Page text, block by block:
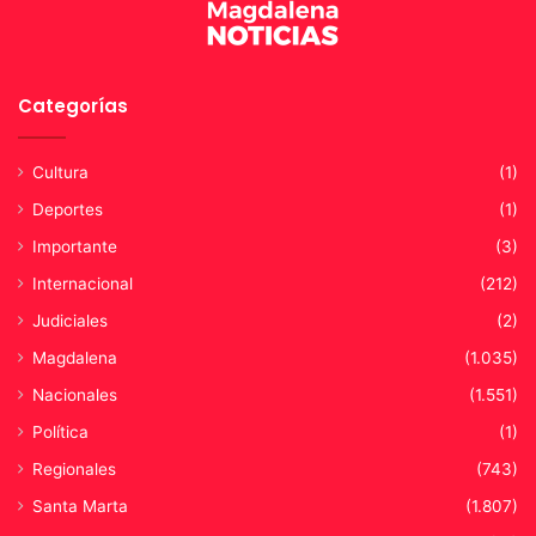
Categorías
Cultura
(1)
Deportes
(1)
Importante
(3)
Internacional
(212)
Judiciales
(2)
Magdalena
(1.035)
Nacionales
(1.551)
Política
(1)
Regionales
(743)
Santa Marta
(1.807)